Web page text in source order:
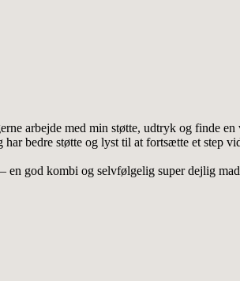
arbejde med min støtte, udtryk og finde
bedre støtte og lyst til at fortsætte et step
en god kombi og selvfølgelig super dejlig